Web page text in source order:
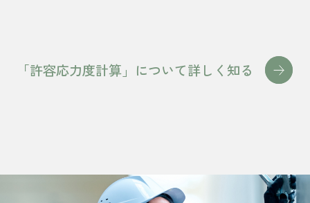
「許容応力度計算」について詳しく知る